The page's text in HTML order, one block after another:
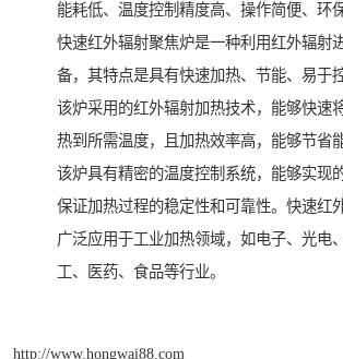
能耗低、温度控制精度高、操作简便、环保
快速红外辐射聚焦炉是一种利用红外辐射
备，其特点是具有快速加热、节能、易于
该炉采用的红外辐射加热技术，能够快速
热到所需温度，且加热效率高，能够节省
该炉具有精密的温度控制系统，能够实现
保证加热过程的稳定性和可靠性。快速红
广泛应用于工业加热领域，如电子、光电
工、医药、食品等行业。
http://www.hongwai88.com